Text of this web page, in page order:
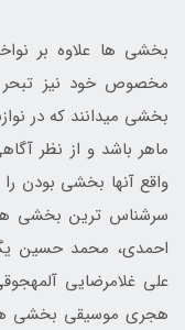
بخشی­ ها علاوه بر
مخصوص خود نیز تبحر
بخشی می­دانند که در
ماهر باشد و از نظر
واقع آنها بخشی بودن
سرشناس­ ترین بخشی
احمدی، محمد حسین
هجری موسیقی بخشی­